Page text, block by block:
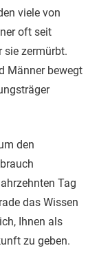
viele von
oft seit
sie zermürbt.
Männer bewegt
den
Tag
das Wissen
Ihnen als
zu geben.